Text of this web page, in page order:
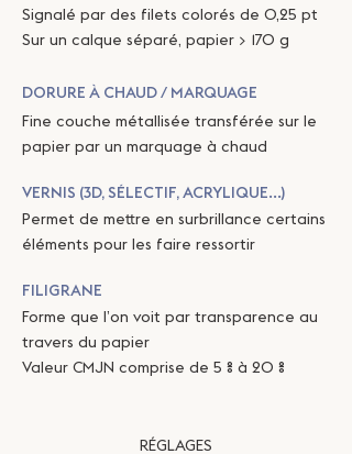
Signalé par des filets colorés de 0,25 pt
Sur un calque séparé, papier > 170 g
DORURE À CHAUD / MARQUAGE
Fine couche métallisée transférée sur le
papier par un marquage à chaud
VERNIS (3D, SÉLECTIF, ACRYLIQUE...)
Permet de mettre en surbrillance certains
éléments pour les faire ressortir
FILIGRANE
Forme que l’on voit par transparence au
travers du papier
Valeur CMJN comprise de 5 % à 20 %
RÉGLAGES